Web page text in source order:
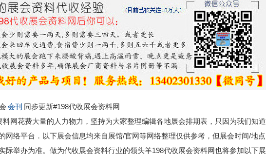
会刊 同步更新#198代收展会资料网
网花费大量的人力物力，坚持为大家整理编辑各地展会排期表，只因为我们知道
网络平台．以下展会信息均来自展馆/官网等网络整理仅供参考，但展会时间/地点
际举办为准。做为代收展会资料行业的领头羊198代收展会资料网也将参加以下展